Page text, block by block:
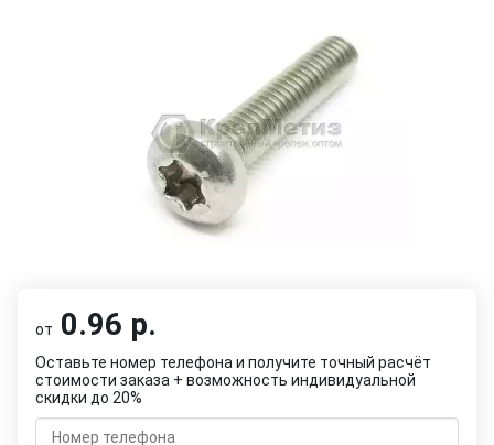
от 0.96 р.
Оставьте номер телефона и получите точный расчёт
стоимости заказа + возможность индивидуальной
скидки до 20%